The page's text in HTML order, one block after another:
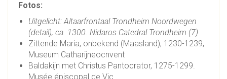
Fotos:
Uitgelicht: Altaarfrontaal Trondheim Noordwegen
(detail), ca. 1300. Nidaros Catedral Trondheim (7)
Zittende Maria, onbekend (Maasland), 1230-1239,
Museum Catharijneocnvent
Baldakijn met Christus Pantocrator, 1275-1299.
Musée épiscopal de Vic